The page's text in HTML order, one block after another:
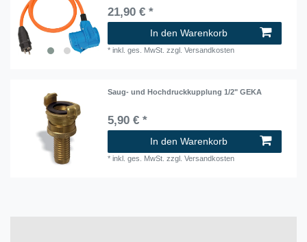
21,90 € *
In den Warenkorb
*inkl. ges. MwSt. zzgl.Versandkosten
Saug- und Hochdruckkupplung 1/2" GEKA
5,90 € *
In den Warenkorb
*inkl. ges. MwSt. zzgl.Versandkosten